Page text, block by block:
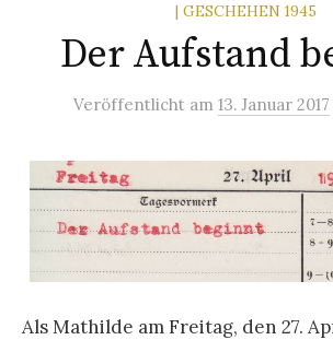
| GESCHEHEN 1945
Der Aufstand
Veröffentlicht am 13. Januar 2017
Als Mathilde am Freitag, den 27.